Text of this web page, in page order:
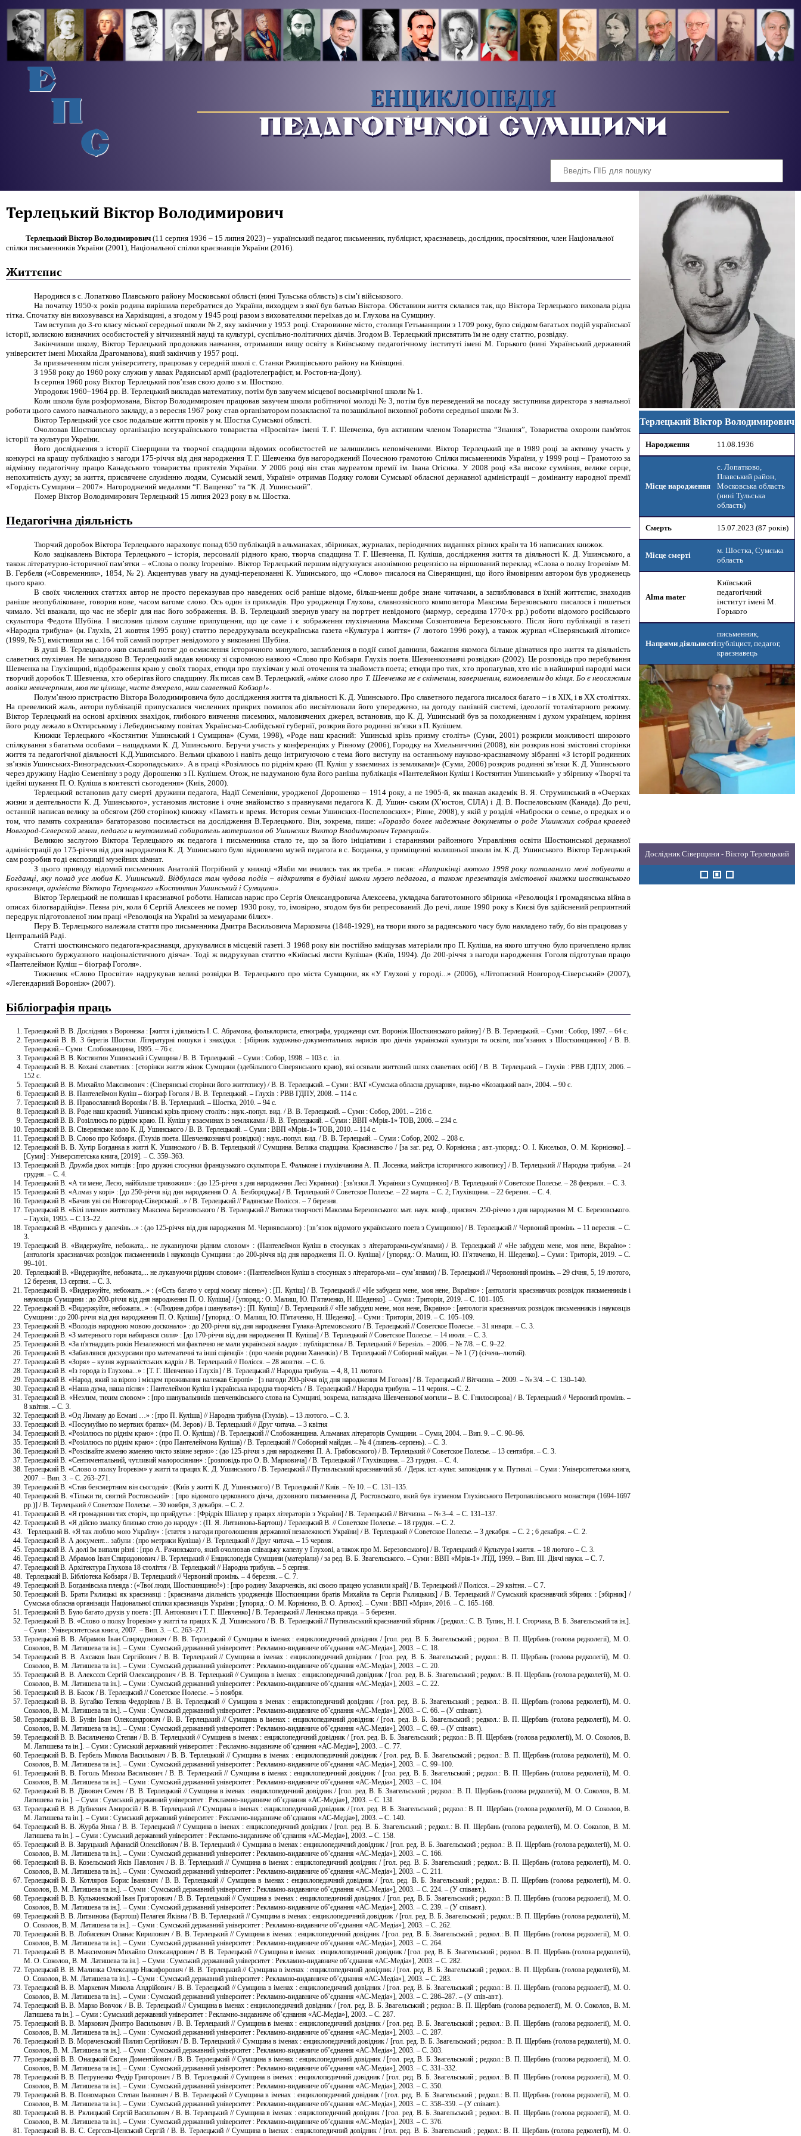
Е
П
С
ЕНЦИКЛОПЕДІЯ
ПЕДАГОГІЧНОЇ СУМЩИНИ
Терлецький Віктор Володимирович
Терлецький Віктор Володимирович (11 серпня 1936 – 15 липня 2023) – український педагог, письменник, публіцист, краєзнавець, дослідник, просвітянин, член Національної
спілки письменників України (2001), Національної спілки краєзнавців України (2016).
Життєпис
Народився в с. Лопатково Плавського району Московської області (нині Тульська область) в сім’ї військового.
На початку 1950-х років родина вирішила перебратися до України, виходцем з якої був батько Віктора. Обставини життя склалися так, що Віктора Терлецького виховала рідна
тітка. Спочатку він виховувався на Харківщині, а згодом у 1945 році разом з вихователями переїхав до м. Глухова на Сумщину.
Там вступив до 3-го класу міської середньої школи № 2, яку закінчив у 1953 році. Старовинне місто, столиця Гетьманщини з 1709 року, було свідком багатьох подій української
історії, колискою визначних особистостей у вітчизняній науці та культурі, суспільно-політичних діячів. Згодом В. Терлецький присвятить їм не одну статтю, розвідку.
Закінчивши школу, Віктор Терлецький продовжив навчання, отримавши вищу освіту в Київському педагогічному інституті імені М. Горького (нині Український державний
університет імені Михайла Драгоманова), який закінчив у 1957 році.
За призначенням після університету, працював у середній школі с. Станки Ржищівського району на Київщині.
З 1958 року до 1960 року служив у лавах Радянської армії (радіотелеграфіст, м. Ростов-на-Дону).
Із серпня 1960 року Віктор Терлецький пов’язав свою долю з м. Шосткою.
Упродовж 1960–1964 рр. В. Терлецький викладав математику, потім був завучем місцевої восьмирічної школи № 1.
Коли школа була розформована, Віктор Володимирович працював завучем школи робітничої молоді № 3, потім був переведений на посаду заступника директора з навчальної
роботи цього самого навчального закладу, а з вересня 1967 року став організатором позакласної та позашкільної виховної роботи середньої школи № 3.
Віктор Терлецький усе своє подальше життя провів у м. Шостка Сумської області.
Очолював Шосткинську організацію всеукраїнського товариства «Просвіта» імені Т. Г. Шевченка, був активним членом Товариства “Знання”, Товариства охорони пам'яток
історії та культури України.
Його дослідження з історії Сіверщини та творчої спадщини відомих особистостей не залишились непоміченими. Віктор Терлецький ще в 1989 році за активну участь у
конкурсі на кращу публікацію з нагоди 175-річчя від дня народження Т. Г. Шевченка був нагороджений Почесною грамотою Спілки письменників України, у 1999 році – Грамотою за
відмінну педагогічну працю Канадського товариства приятелів України. У 2006 році він став лауреатом премії ім. Івана Огієнка. У 2008 році «За високе сумління, велике серце,
непохитність духу; за життя, присвячене служінню людям, Сумській землі, Україні» отримав Подяку голови Сумської обласної державної адміністрації – домінанту народної премії
«Гордість Сумщини – 2007». Нагороджений медалями “Г. Ващенко” та “К. Д. Ушинський”.
Помер Віктор Володимирович Терлецький 15 липня 2023 року в м. Шостка.
Педагогічна діяльність
Творчий доробок Віктора Терлецького нараховує понад 650 публікацій в альманахах, збірниках, журналах, періодичних виданнях різних країн та 16 написаних книжок.
Коло зацікавлень Віктора Терлецького – історія, персоналії рідного краю, творча спадщина Т. Г. Шевченка, П. Куліша, дослідження життя та діяльності К. Д. Ушинського, а
також літературно-історичної пам’ятки – «Слова о полку Ігоревім». Віктор Терлецький першим відгукнувся анонімною рецензією на віршований переклад «Слова о полку Ігоревім» М.
В. Гербеля («Современник», 1854, № 2). Акцентував увагу на думці-переконанні К. Ушинського, що «Слово» писалося на Сіверянщині, що його ймовірним автором був уродженець
цього краю.
В своїх численних статтях автор не просто переказував про наведених осіб раніше відоме, більш-менш добре знане читачами, а заглиблювався в їхній життєпис, знаходив
раніше неопубліковане, говорив нове, часом вагоме слово. Ось один із прикладів. Про уродженця Глухова, славнозвісного композитора Максима Березовського писалося і пишеться
чимало. Усі вважали , що час не зберіг для нас його зображення. В . В. Терлецький звернув увагу на портрет невідомого (мармур, середина 1770-х рр.) роботи відомого російського
скульптора Федота Шубіна. І висловив цілком слушне припущення, що це саме і є зображення глухівчанина Максима Созонтовича Березовського. Після його публікації в газеті
«Народна трибуна» (м. Глухів, 21 жовтня 1995 року) статтю передрукувала всеукраїнська газета «Культура і життя» (7 лютого 1996 року) , а також журнал «Сіверянський літопис»
(1999, № 5), вмістивши на с. 164 той самий портрет невідомого у виконанні Шубіна.
В душі В. Терлецького жив сильний потяг до осмислення історичного минулого, заглиблення в події сивої давнини, бажання якомога більше дізнатися про життя та діяльність
славетних глухівчан. Не випадково В. Терлецький видав книжку зі скромною назвою «Слово про Кобзаря. Глухів поета. Шевченкознавчі розвідки» (2002). Це розповідь про перебування
Шевченка на Глухівщині, відображення краю у своїх творах, етюди про глухівчан у колі оточення та знайомств поета; етюди про тих, хто пропагував, хто ніс в найширші народні маси
творчий доробок Т. Шевченка, хто оберігав його спадщину. Як писав сам В. Терлецький,«ніяке слово про Т. Шевченка не є скінченим, завершеним, вимовленим до кінця. Бо є неосяжним
вовіки невичерпним, мов те цілюще, чисте джерело, наш славетний Кобзар!»
Полум’яною пристрастю Віктора Володимировича було дослідження життя та діяльності К. Д. Ушинського. Про славетного педагога писалося багато – і в XIX, і в XX століттях.
На превеликий жаль, автори публікацій припускалися численних прикрих помилок або висвітлювали його упереджено, на догоду панівній системі, ідеології тоталітарного режиму.
Віктор Терлецький на основі архівних знахідок, глибокого вивчення писемних, маловивчених джерел, встановив, що К. Д. Ушинський був за походженням і духом українцем, коріння
його роду лежало в Охтирському і Лебединському повітах Українсько-Слобідської губернії, розкрив його родинні зв’язки з П. Кулішем.
Книжки Терлецького «Костянтин Ушинський і Сумщина» (Суми, 1998), «Роде наш красний: Ушинські крізь призму століть» (Суми, 2001) розкрили можливості широкого
спілкування з багатьма особами –нащадками К. Д. Ушинського. Беручи участь у конференціях у Рівному (2006), Городку на Хмельниччині (2008), він розкрив нові змістовні сторінки
життя та педагогічної діяльності К.Д.Ушинського. Вельми цікавою і навіть дещо інтригуючою є тема його виступу на останньому науково-краєзнавчому зібранні «З історії родинних
зв’язків Ушинських-Виноградських-Скоропадських». А в праці «Розіллюсь по ріднім краю (П. Куліш у взаєминах із земляками)» (Суми, 2006) розкрив родинні зв’язки К. Д. Ушинського
через дружину Надію Семенівну з роду Дорошенко з П. Кулішем. Отож, не надуманою була його раніша публікація «Пантелеймон Куліш і Костянтин Ушинський» у збірнику «Творчі та
ідейні шукання П. О. Куліша в контексті сьогодення» (Київ, 2000).
Терлецький встановив дату смерті дружини педагога, Надії Семенівни, уродженої Дорошенко – 1914 року, а не 1905-й, як вважав академік В. Я. Струминський в «Очерках
жизни и деятельности К. Д. Ушинського», установив листовне і очне знайомство з правнуками педагога К. Д. Ушин- ським (Х’юстон, СІЛА) і Д. В. Поспеловським (Канада). До речі,
останній написав велику за обсягом (260 сторінок) книжку «Память и время. История семьи Ушинских-Поспеловских»; Рівне, 2008), у якій у розділі «Наброски о семье, о предках и о
том, что память сохранила» багаторазово посилається на дослідження В.Терлецького. Він, зокрема, пише:«Гораздо более надежные документы о роде Ушинских собрал краевед
Новгород-Северской земли, педагог и неутомимый собиратель материалов об Ушинских Виктор Владимирович Терлецкий»
Великою заслугою Віктора Терлецького як педагога і письменника стало те, що за його ініціативиі стараннями районного Управління освіти Шосткинської державної
адміністрації до 175-річчя від дня народження К. Д. Ушинського було відновлено музей педагога в с. Богданка, у приміщенні колишньої школи ім. К. Д. Ушинського. Віктор Терлецький
сам розробив тоді експозиції музейних кімнат.
З цього приводу відомий письменник Анатолій Погрібний у книжці «Якби ми вчились так як треба...» писав: «Наприкінці лютого 1998 року поталанило мені побувати в
Богданці, яку понад усе любив К. Ушинський. Відбулася там чудова подія – відкриття в будівлі школи музею педагога, а також презентація змістовної книжки шосткинського
краєзнавця, архівіста Віктора Терлецького «Костянтин Ушинський і Сумщина»
Віктор Терлецький не полишав і краєзнавчої роботи. Написав нарис про Сергія Олександровича Алексеева, укладача багатотомного збірника «Революція і громадянська війна в
описах білогвардійців». Певна річ, коли б Сергій Алексеев не помер 1930 року, то, імовірно, згодом був би репресований. До речі, лише 1990 року в Києві був здійснений репринтний
передрук підготовленої ним праці «Революція на Україні за мемуарами білих».
Перу В. Терлецького належала стаття про письменника Дмитра Васильовича Марковича (1848-1929), на твори якого за радянського часу було накладено табу, бо він працював у
Центральній Раді.
Статті шосткинського педагога-краєзнавця, друкувалися в місцевій газеті. З 1968 року він постійно вміщував матеріали про П. Куліша, на якого штучно було причеплено ярлик
«українського буржуазного націоналістичного діяча». Тоді ж видрукував статтю «Київські листи Куліша» (Київ, 1994). До 200-річчя з нагоди народження Гоголя підготував працю
«Пантелеймон Куліш – біограф Гоголя».
Тижневик «Слово Просвіти» надрукував великі розвідки В. Терлецького про міста Сумщини, як «У Глухові у городі...» (2006), «Літописний Новгород-Сіверський» (2007),
«Легендарний Вороніж» (2007).
Бібліографія праць
Терлецький В. В. Дослідник з Воронежа : [життя і діяльність І. С. Абрамова, фольклориста, етнографа, уродженця смт. Вороніж Шосткинського району] / В. В. Терлецький. – Суми : Собор, 1997. – 64 с.
Терлецький В. В. З берегів Шостки. Літературні пошуки і знахідки. : [збірник художньо-документальних нарисів про діячів української культури та освіти, пов’язаних з Шосткинщиною] / В. В.
Терлецький.– Суми : Слобожанщина, 1995. – 76 с.
Терлецький В. В. Костянтин Ушинський і Сумщина / В. В. Терлецький. – Суми : Собор, 1998. – 103 с. : іл.
Терлецький В. В. Кохані славетних : [сторінки життя жінок Сумщини (здебільшого Сіверянського краю), які осявали життєвий шлях славетних осіб] / В. В. Терлецький. – Глухів : РВВ ГДПУ, 2006. –
152 с.
Терлецький В. В. Михайло Максимович : (Сіверянські сторінки його життєпису) / В. В. Терлецький. – Суми : ВАТ «Сумська обласна друкарня», вид-во «Козацький вал», 2004. – 90 с.
Терлецький В. В. Пантелеймон Куліш – біограф Гоголя / В. В. Терлецький. – Глухів : РВВ ГДПУ, 2008. – 114 с.
Терлецький В. В. Православний Вороніж / В. В. Терлецький. – Шостка, 2010. – 94 с.
Терлецький В. В. Роде наш красний. Ушинські крізь призму століть : наук.-попул. вид. / В. В. Терлецький. – Суми : Собор, 2001. – 216 с.
Терлецький В. В. Розіллюсь по ріднім краю. П. Куліш у взаєминах із земляками / В. В. Терлецький. – Суми : ВВП «Мрія-1» ТОВ, 2006. – 234 с.
Терлецький В. В. Сіверянське коло К. Д. Ушинського / В. В. Терлецький. – Суми : ВВП «Мрія-1» ТОВ, 2010. – 114 с.
Терлецький В. В. Слово про Кобзаря. (Глухів поета. Шевченкознавчі розвідки) : наук.-попул. вид. / В. В. Терлецьий. – Суми : Собор, 2002. – 208 с.
Терлецький В. В. Хутір Богданка в житті К. Ушинського / В. В. Терлецький // Сумщина. Велика спадщина. Краєзнавство / [за заг. ред. О. Корнієнка ; авт.-упоряд.: О. І. Кисельов, О. М. Корнієнко]. –
[Суми] : Університетська книга, [2019]. – С. 359–363.
Терлецький В. Дружба двох митців : [про дружні стосунки французького скульптора Е. Фальконе і глухівчанина А. П. Лосенка, майстра історичного живопису] / В. Терлецький // Народна трибуна. – 24
грудня. – С. 4.
Терлецький В. «А ти мене, Лесю, найбільше тривожиш» : (до 125-річчя з дня народження Лесі Українки) : [зв'язки Л. Українки з Сумщиною] / В. Терлецький // Советское Полесье. – 28 февраля. – С. 3.
Терлецький В. «Алмаз у корі» : [до 250-річчя від дня народження О. А. Безбородька] / В. Терлецький // Советское Полесье. – 22 марта. – С. 2; Глухівщина. – 22 березня. – С. 4.
Терлецький В. «Бачив уві сні Новгород-Сіверський...» / В. Терлецький // Радянське Полісся. – 7 березня.
Терлецький В. «Білі плями» життєпису Максима Березовського / В. Терлецький // Витоки творчості Максима Березовського: мат. наук. конф., присвяч. 250-річчю з дня народження М. С. Березовського.
– Глухів, 1995. – С.13–22.
Терлецький В. «Вдивись у далечінь...» : (до 125-річчя від дня народження М. Чернявського) : [зв’язок відомого українського поета з Сумщиною] / В. Терлецький // Червоний промінь. – 11 вересня. – С.
3.
Терлецький В. «Видержуйте, небожата,.. не лукавнуючи рідним словом» : (Пантелеймон Куліш в стосунках з літераторами-сум'янами) / В. Терлецький // «Не забудеш мене, моя нене, Вкраїно» :
[антологія краєзнавчих розвідок письменників і науковців Сумщини : до 200-річчя від дня народження П. О. Куліша] / [упоряд.: О. Малиш, Ю. П'ятаченко, Н. Шеденко]. – Суми : Триторія, 2019. – С.
99–101.
Терлецький В. «Видержуйте, небожата,... не лукавуючи рідним словом» : (Пантелеймон Куліш в стосунках з літератора-ми – сум’янами) / В. Терлецький // Червононий промінь. – 29 січня, 5, 19 лютого,
12 березня, 13 серпня. – С. 3.
Терлецький В. «Видержуйте, небожата...» : («Єсть багато у серці моєму пісень») : [П. Куліш] / В. Терлецький // «Не забудеш мене, моя нене, Вкраїно» : [антологія краєзнавчих розвідок письменників і
науковців Сумщини : до 200-річчя від дня народження П. О. Куліша] / [упоряд.: О. Малиш, Ю. П'ятаченко, Н. Шеденко]. – Суми : Триторія, 2019. – С. 101–105.
Терлецький В. «Видержуйте, небожата...» : («Людина добра і шанувата») : [П. Куліш] / В. Терлецький // «Не забудеш мене, моя нене, Вкраїно» : [антологія краєзнавчих розвідок письменників і науковців
Сумщини : до 200-річчя від дня народження П. О. Куліша] / [упоряд.: О. Малиш, Ю. П'ятаченко, Н. Шеденко]. – Суми : Триторія, 2019. – С. 105–109.
Терлецький В. «Володів народною мовою досконало» : до 200-річчя від дня народження Гулака-Артемовського / В. Терлецький // Советское Полесье. – 31 января. – С. 3.
Терлецький В. «З матернього горя набирався сили» : [до 170-річчя від дня народження П. Куліша] / В. Терлецький // Советское Полесье. – 14 июля. – С. 3.
Терлецький В. «За п'ятнадцать років Незалежності ми фактично не мали української влади» : публіцистика / В. Терлецький // Березіль. – 2006. – № 7/8. – С. 9–22.
Терлецький В. «Забавлявся дискурсами про математичні та інші сціенції» : (про членів родини Ханенків) / В. Терлецький // Соборний майдан. – № 1 (7) (січень–лютий).
Терлецький В. «Зоря» – кузня журналістських кадрів / В. Терлецький // Полісся. – 28 жовтня. – С. 6.
Терлецький В. «Із города із Глухова...» : [Т. Г. Шевченко і Глухів] / В. Терлецький // Народна трибуна. – 4, 8, 11 лютого.
Терлецький В. «Народ, який за вірою і місцем проживання належав Європі» : [з нагоди 200-річчя від дня народження М.Гоголя] / В. Терлецький // Вітчизна. – 2009. – № 3/4. – С. 130–140.
Терлецький В. «Наша дума, наша пісня» : Пантелеймон Куліш і українська народна творчість / В. Терлецький // Народна трибуна. – 11 червня. – С. 2.
Терлецький В. «Незлим, тихим словом» : [про шанувальників шевченківського слова на Сумщині, зокрема, наглядача Шевченкової могили – В. С. Гнилосирова] / В. Терлецький // Червоний промінь. –
8 квітня. – С. 3.
Терлецький В. «Од Лиману до Есмані …» : [про П. Куліша] // Народна трибуна (Глухів). – 13 лютого. – С. 3.
Терлецький В. «Посумуймо по мертвих братах» (М. Зеров) / В. Терлецький // Друг читача. – 3 квітня
Терлецький В. «Розіллюсь по ріднім краю» : (про П. О. Куліша) / В. Терлецький // Слобожанщина. Альманах літераторів Сумщини. – Суми, 2004. – Вип. 9. – С. 90–96.
Терлецький В. «Розіллюсь по ріднім краю» : (про Пантелеймона Куліша) / В. Терлецький // Соборний майдан. – № 4 (липень–серпень). – С. 3.
Терлецький В. «Розсівайте жменю жменею чисто звіяне зерно» : (до 125-річчя з дня народження П. А. Грабовського) / В. Терлецький // Советское Полесье. – 13 сентября. – С. 3.
Терлецький В. «Сентиментальний, чутливий малоросіянин» : [розповідь про О. В. Марковича] / В. Терлецький // Глухівщина. – 23 грудня. – С. 4.
Терлецький В. «Слово о полку Ігоревім» у житті та працях К. Д. Ушинського / В. Терлецький // Путивльський краєзнавчий зб. / Держ. іст.-культ. заповідник у м. Путивлі. – Суми : Університетська книга,
2007. – Вип. 3. – С. 263–271.
Терлецький В. «Став безсмертним він сьогодні» : (Київ у житті К. Д. Ушинського) / В. Терлецький // Київ. – № 10. – С. 131–135.
Терлецький В. «Тільки ти, святий Ростовський» : [про відомого церковного діяча, духовного письменника Д. Ростовського, який був ігуменом Глухівського Петропавлівського монастиря (1694-1697
рр.)] / В. Терлецький // Советское Полесье. – 30 ноября, 3 декабря. – С. 2.
Терлецький В. «Я громадянин тих сторіч, що прийдуть» : [Фрідріх Шіллер у працях літераторів з України] / В. Терлецький // Вітчизна. – № 3–4. – С. 131–137.
Терлецький В. «Я дійсно змалку близько стою до народу» : (П. Я. Литвинова-Бартош) / Терлецький В. // Советское Полесье. – 18 грудня. – С. 2.
Терлецький В. «Я так люблю мою Україну» : [стаття з нагоди проголошення державної незалежності України] / В. Терлецький // Советское Полесье. – 3 декабря. – С. 2 ; 6 декабря. – С. 2.
Терлецький В. А документ... забули : (про метрики Куліша) / В. Терлецький // Друг читача. – 15 червня.
Терлецький В. А долі їм випали різні : [про А. Рачинського, який очолював співацьку капелу у Глухові, а також про М. Березовського] / В. Терлецький // Культура і життя. – 18 лютого – С. 3.
Терлецький В. Абрамов Іван Спиридонович / В. Терлецький // Енциклопедія Сумщини (матеріали) / за ред. В. Б. Звагельського. – Суми : ВВП «Мрія-1» ЛТД, 1999. – Вип. ІІІ. Діячі науки. – С. 7.
Терлецький В. Архітектура Глухова 18 століття / В. Терлецький // Народна трибуна. – 5 серпня.
Терлецький В. Бібліотека Кобзаря / В. Терлецький // Червоний промінь. – 4 березня. – С. 7.
Терлецький В. Богданівська плеяда : («Твої люди, Шосткинщино!») : [про родину Захарченків, які своєю працею уславили край] / В. Терлецький // Полісся. – 29 квітня. – С 7.
Терлецький В. Брати Рклицькі як краєзнавці : [краєзнавча діяльність уродженців Шосткинщини братів Михайла та Сергія Рклицьких] / В. Терлецький // Сумський краєзнавчий збірник : [збірник] /
Сумська обласна організація Національної спілки краєзнавців України ; [упоряд.: О. М. Корнієнко, В. О. Артюх]. – Суми : ВВП «Мрія», 2016. – С. 165–168.
Терлецький В. Було багато друзів у поета : [П. Антонович і Т. Г. Шевченко] / В. Терлецький // Ленінська правда. – 5 березня.
Терлецький В. В. «Слово о полку Ігоревім» у житті та працях К. Д. Ушинського / В. В. Терлецький // Путивльський краєзнавчий збірник / [редкол.: С. В. Тупик, Н. І. Сторчака, В. Б. Звагельський та ін.].
– Суми : Університетська книга, 2007. – Вип. 3. – С. 263–271.
Терлецький В. В. Абрамов Іван Спиридонович / В. В. Терлецький // Сумщина в іменах : енциклопедичний довідник / [гол. ред. В. Б. Звагельський ; редкол.: В. П. Щербань (голова редколегії), М. О.
Соколов, В. М. Латишева та ін.]. – Суми : Сумський державний університет : Рекламно-видавниче об’єднання «АС-Медіа»], 2003. – С. 18.
Терлецький В. В. Аксаков Іван Сергійович / В. В. Терлецький // Сумщина в іменах : енциклопедичний довідник / [гол. ред. В. Б. Звагельський ; редкол.: В. П. Щербань (голова редколегії), М. О.
Соколов, В. М. Латишева та ін.]. – Суми : Сумський державний університет : Рекламно-видавниче об’єднання «АС-Медіа»], 2003. – С. 20.
Терлецький В. В. Алексєєв Сергій Олександрович / В. В. Терлецький // Сумщина в іменах : енциклопедичний довідник / [гол. ред. В. Б. Звагельський ; редкол.: В. П. Щербань (голова редколегії), М. О.
Соколов, В. М. Латишева та ін.]. – Суми : Сумський державний університет : Рекламно-видавниче об’єднання «АС-Медіа»], 2003. – С. 22.
Терлецький В. В. Басок / В. Терлецький // Советское Полесье. – 5 ноября.
Терлецький В. В. Бугайко Тетяна Федорівна / В. В. Терлецький // Сумщина в іменах : енциклопедичний довідник / [гол. ред. В. Б. Звагельський ; редкол.: В. П. Щербань (голова редколегії), М. О.
Соколов, В. М. Латишева та ін.]. – Суми : Сумський державний університет : Рекламно-видавниче об’єднання «АС-Медіа»], 2003. – С. 66. – (У співавт.).
Терлецький В. В. Бунін Іван Олександрович / В. В. Терлецький // Сумщина в іменах : енциклопедичний довідник / [гол. ред. В. Б. Звагельський ; редкол.: В. П. Щербань (голова редколегії), М. О.
Соколов, В. М. Латишева та ін.]. – Суми : Сумський державний університет : Рекламно-видавниче об’єднання «АС-Медіа»], 2003. – С. 69. – (У співавт.).
Терлецький В. В. Васильченко Степан / В. В. Терлецький // Сумщина в іменах : енциклопедичний довідник / [гол. ред. В. Б. Звагельський ; редкол.: В. П. Щербань (голова редколегії), М. О. Соколов, В.
М. Латишева та ін.]. – Суми : Сумський державний університет : Рекламно-видавниче об’єднання «АС-Медіа»], 2003. – С. 77.
Терлецький В. В. Гербель Микола Васильович / В. В. Терлецький // Сумщина в іменах : енциклопедичний довідник / [гол. ред. В. Б. Звагельський ; редкол.: В. П. Щербань (голова редколегії), М. О.
Соколов, В. М. Латишева та ін.]. – Суми : Сумський державний університет : Рекламно-видавниче об’єднання «АС-Медіа»], 2003. – С. 99–100.
Терлецький В. В. Гоголь Микола Васильович / В. В. Терлецький // Сумщина в іменах : енциклопедичний довідник / [гол. ред. В. Б. Звагельський ; редкол.: В. П. Щербань (голова редколегії), М. О.
Соколов, В. М. Латишева та ін.]. – Суми : Сумський державний університет : Рекламно-видавниче об’єднання «АС-Медіа»], 2003. – С. 104.
Терлецький В. В. Дівович Семен / В. В. Терлецький // Сумщина в іменах : енциклопедичний довідник / [гол. ред. В. Б. Звагельський ; редкол.: В. П. Щербань (голова редколегії), М. О. Соколов, В. М.
Латишева та ін.]. – Суми : Сумський державний університет : Рекламно-видавниче об’єднання «АС-Медіа»], 2003. – С. 13І.
Терлецький В. В. Дубневич Амвросій / В. В. Терлецький // Сумщина в іменах : енциклопедичний довідник / [гол. ред. В. Б. Звагельський ; редкол.: В. П. Щербань (голова редколегії), М. О. Соколов, В.
М. Латишева та ін.]. – Суми : Сумський державний університет : Рекламно-видавниче об’єднання «АС-Медіа»], 2003. – С. 140.
Терлецький В. В. Журба Янка / В. В. Терлецький // Сумщина в іменах : енциклопедичний довідник / [гол. ред. В. Б. Звагельський ; редкол.: В. П. Щербань (голова редколегії), М. О. Соколов, В. М.
Латишева та ін.]. – Суми : Сумський державний університет : Рекламно-видавниче об’єднання «АС-Медіа»], 2003. – С. 158.
Терлецький В. В. Заруцький Афанасій Олексійович / В. В. Терлецький // Сумщина в іменах : енциклопедичний довідник / [гол. ред. В. Б. Звагельський ; редкол.: В. П. Щербань (голова редколегії), М. О.
Соколов, В. М. Латишева та ін.]. – Суми : Сумський державний університет : Рекламно-видавниче об’єднання «АС-Медіа»], 2003. – С. 166.
Терлецький В. В. Козельський Яків Павлович / В. В. Терлецький // Сумщина в іменах : енциклопедичний довідник / [гол. ред. В. Б. Звагельський ; редкол.: В. П. Щербань (голова редколегії), М. О.
Соколов, В. М. Латишева та ін.]. – Суми : Сумський державний університет : Рекламно-видавниче об’єднання «АС-Медіа»], 2003. – С. 211.
Терлецький В. В. Котляров Борис Іванович / В. В. Терлецький // Сумщина в іменах : енциклопедичний довідник / [гол. ред. В. Б. Звагельський ; редкол.: В. П. Щербань (голова редколегії), М. О.
Соколов, В. М. Латишева та ін.]. – Суми : Сумський державний університет : Рекламно-видавниче об’єднання «АС-Медіа»], 2003. – С. 224. – (У співавт.).
Терлецький В. В. Кульжинський Іван Григорович / В. В. Терлецький // Сумщина в іменах : енциклопедичний довідник / [гол. ред. В. Б. Звагельський ; редкол.: В. П. Щербань (голова редколегії), М. О.
Соколов, В. М. Латишева та ін.]. – Суми : Сумський державний університет : Рекламно-видавниче об’єднання «АС-Медіа»], 2003. – С. 239. – (У співавт.).
Терлецький В. В. Литвинова (Бартош) Пелагея Яківна / В. В. Терлецький // Сумщина в іменах : енциклопедичний довідник / [гол. ред. В. Б. Звагельський ; редкол.: В. П. Щербань (голова редколегії), М.
О. Соколов, В. М. Латишева та ін.]. – Суми : Сумський державний університет : Рекламно-видавниче об’єднання «АС-Медіа»], 2003. – С. 262.
Терлецький В. В. Лобисевич Опанас Кирилович / В. В. Терлецький // Сумщина в іменах : енциклопедичний довідник / [гол. ред. В. Б. Звагельський ; редкол.: В. П. Щербань (голова редколегії), М. О.
Соколов, В. М. Латишева та ін.]. – Суми : Сумський державний університет : Рекламно-видавниче об’єднання «АС-Медіа»], 2003. – С. 264.
Терлецький В. В. Максимович Михайло Олександрович / В. В. Терлецький // Сумщина в іменах : енциклопедичний довідник / [гол. ред. В. Б. Звагельський ; редкол.: В. П. Щербань (голова редколегії),
М. О. Соколов, В. М. Латишева та ін.]. – Суми : Сумський державний університет : Рекламно-видавниче об’єднання «АС-Медіа»], 2003. – С. 282.
Терлецький В. В. Малинка Олександр Никифорович / В. В. Терлецький // Сумщина в іменах : енциклопедичний довідник / [гол. ред. В. Б. Звагельський ; редкол.: В. П. Щербань (голова редколегії), М.
О. Соколов, В. М. Латишева та ін.]. – Суми : Сумський державний університет : Рекламно-видавниче об’єднання «АС-Медіа»], 2003. – С. 283.
Терлецький В. В. Маркевич Микола Андрійович / В. В. Терлецький // Сумщина в іменах : енциклопедичний довідник / [гол. ред. В. Б. Звагельський ; редкол.: В. П. Щербань (голова редколегії), М. О.
Соколов, В. М. Латишева та ін.]. – Суми : Сумський державний університет : Рекламно-видавниче об’єднання «АС-Медіа»], 2003. – С. 286–287. – (У спів-авт.).
Терлецький В. В. Марко Вовчок / В. В. Терлецький // Сумщина в іменах : енциклопедичний довідник / [гол. ред. В. Б. Звагельський ; редкол.: В. П. Щербань (голова редколегії), М. О. Соколов, В. М.
Латишева та ін.]. – Суми : Сумський державний університет : Рекламно-видавниче об’єднання «АС-Медіа»], 2003. – С. 287.
Терлецький В. В. Маркович Дмитро Васильович / В. В. Терлецький // Сумщина в іменах : енциклопедичний довідник / [гол. ред. В. Б. Звагельський ; редкол.: В. П. Щербань (голова редколегії), М. О.
Соколов, В. М. Латишева та ін.]. – Суми : Сумський державний університет : Рекламно-видавниче об’єднання «АС-Медіа»], 2003. – С. 287.
Терлецький В. В. Морачевський Пилип Сергійович / В. В. Терлецький // Сумщина в іменах : енциклопедичний довідник / [гол. ред. В. Б. Звагельський ; редкол.: В. П. Щербань (голова редколегії), М. О.
Соколов, В. М. Латишева та ін.]. – Суми : Сумський державний університет : Рекламно-видавниче об’єднання «АС-Медіа»], 2003. – С. 303.
Терлецький В. В. Онацький Євген Доментійович / В. В. Терлецький // Сумщина в іменах : енциклопедичний довідник / [гол. ред. В. Б. Звагельський ; редкол.: В. П. Щербань (голова редколегії), М. О.
Соколов, В. М. Латишева та ін.]. – Суми : Сумський державний університет : Рекламно-видавниче об’єднання «АС-Медіа»], 2003. – С. 331–332.
Терлецький В. В. Петруненко Федір Григорович / В. В. Терлецький // Сумщина в іменах : енциклопедичний довідник / [гол. ред. В. Б. Звагельський ; редкол.: В. П. Щербань (голова редколегії), М. О.
Соколов, В. М. Латишева та ін.]. – Суми : Сумський державний університет : Рекламно-видавниче об’єднання «АС-Медіа»], 2003. – С. 350.
Терлецький В. В. Пономарьов Степан Іванович / В. В. Терлецький // Сумщина в іменах : енциклопедичний довідник / [гол. ред. В. Б. Звагельський ; редкол.: В. П. Щербань (голова редколегії), М. О.
Соколов, В. М. Латишева та ін.]. – Суми : Сумський державний університет : Рекламно-видавниче об’єднання «АС-Медіа»], 2003. – С. 358–359. – (У співавт.).
Терлецький В. В. Рклицький Сергій Васильович / В. В. Терлецький // Сумщина в іменах : енциклопедичний довідник / [гол. ред. В. Б. Звагельський ; редкол.: В. П. Щербань (голова редколегії), М. О.
Соколов, В. М. Латишева та ін.]. – Суми : Сумський державний університет : Рекламно-видавниче об’єднання «АС-Медіа»], 2003. – С. 376.
Терлецький В. В. С. Сергєєв-Ценський Сергій / В. В. Терлецький // Сумщина в іменах : енциклопедичний довідник / [гол. ред. В. Б. Звагельський ; редкол.: В. П. Щербань (голова редколегії), М. О.
Терлецький Віктор Володимирович
Народження 11.08.1936
Місце народження
с. Лопатково,
Плавський район,
Московська область
(нині Тульська
область)
Смерть 15.07.2023 (87 років)
Місце смерті
м. Шостка, Сумська
область
Alma mater
Київський
педагогічний
інститут імені М.
Горького
Напрями діяльності
письменник,
публіцист, педагог,
краєзнавець
Дослідник Сіверщини - Віктор Терлецький